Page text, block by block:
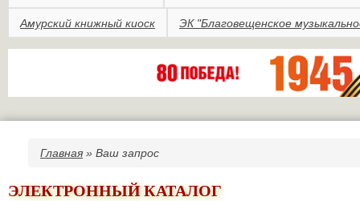
Амурский книжный киоск ЭК "Благовещенское
Вы здесь
Главная » Ваш запрос
ЭЛЕКТРОННЫЙ КАТАЛОГ